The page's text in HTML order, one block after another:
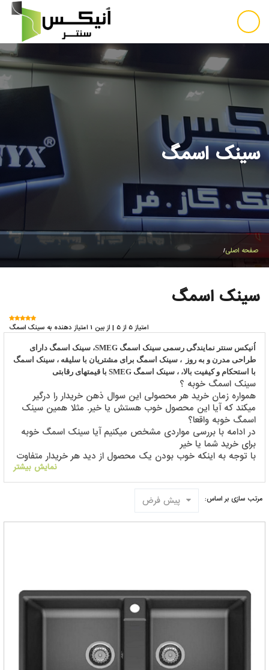
سینک اسمگ
صفحه اصلی
سینک اسمگ
امتیاز 5 از 5 | از بین 1 امتیاز دهنده به سینک اسمگ
اُنیکس سنتر نمایندگی رسمی سینک اسمگ SMEG، سینک اسمگ دارای
طراحی مدرن و به روز
، سینک اسمگ برای مشتریان با سلیقه ، سینک اسمگ
با استحکام و کیفیت بالا، ، سینک اسمگ SMEG با قیمتهای رقابتی
سینک اسمگ خوبه ؟
همواره زمان خرید هر محصولی این سوال ذهن خریدار را درگیر
میکند که آیا این محصول خوب هستش یا خیر. مثلا همین سینک
اسمگ خوبه واقعا؟
در ادامه با بررسی مواردی مشخص میکنیم آیا سینک اسمگ خوبه
برای خرید شما یا خیر
با توجه به اینکه خوب بودن یک محصول از دید هر خریدار متفاوت
است ، مثلا برای برخی قیمت سینک اسمگ ملاک خوب بودن
سینک اسمگ هستش
برای برخی دیگر میزان کیفیت سینک اسمگ ملاک خوب بودن
سینک اسمگ هستش
پس جواب اینکه سینک اسمگ خوب هستش یا نه را نمیشه به همه
برای اطمینان از این که سینک اسمگ خوبه حتما با ما در تماس
باشید
نمایش بیشتر
مرتب سازی بر اساس: پیش فرض